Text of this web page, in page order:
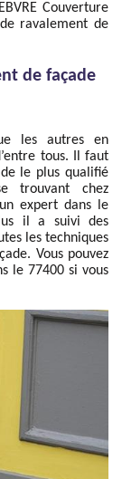
Couverture
ravalement de
de façade
les autres en
tous. Il faut
le plus qualifié
trouvant chez
un expert dans le
il a suivi des
les techniques
Vous pouvez
le 77400 si vous